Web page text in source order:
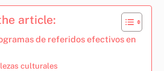
article:
de referidos efectivos en
culturales